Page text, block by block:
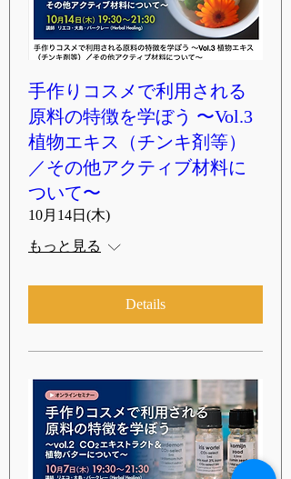
手作りコスメで利用される
原料の特徴を学ぼう 〜Vol.3
植物エキス（チンキ剤等）
／その他アクティブ材料に
ついて〜
10月14日(木)
もっと見る
Details